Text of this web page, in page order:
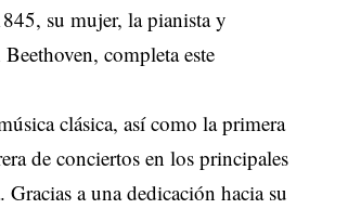
su mujer, la pianista y
completa este
clásica, así como la primera
de conciertos en los principales
a una dedicación hacia su